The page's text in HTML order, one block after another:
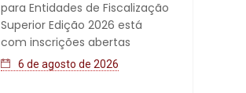
para Entidades de Fiscalização
Superior Edição 2026 está
com inscrições abertas
6 de agosto de 2026